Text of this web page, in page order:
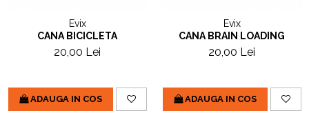
Evix
CANA BICICLETA
20,00 Lei
ADAUGA IN COS
Evix
CANA BRAIN LOADING
20,00 Lei
ADAUGA IN COS